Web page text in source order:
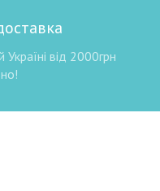
від 2000грн